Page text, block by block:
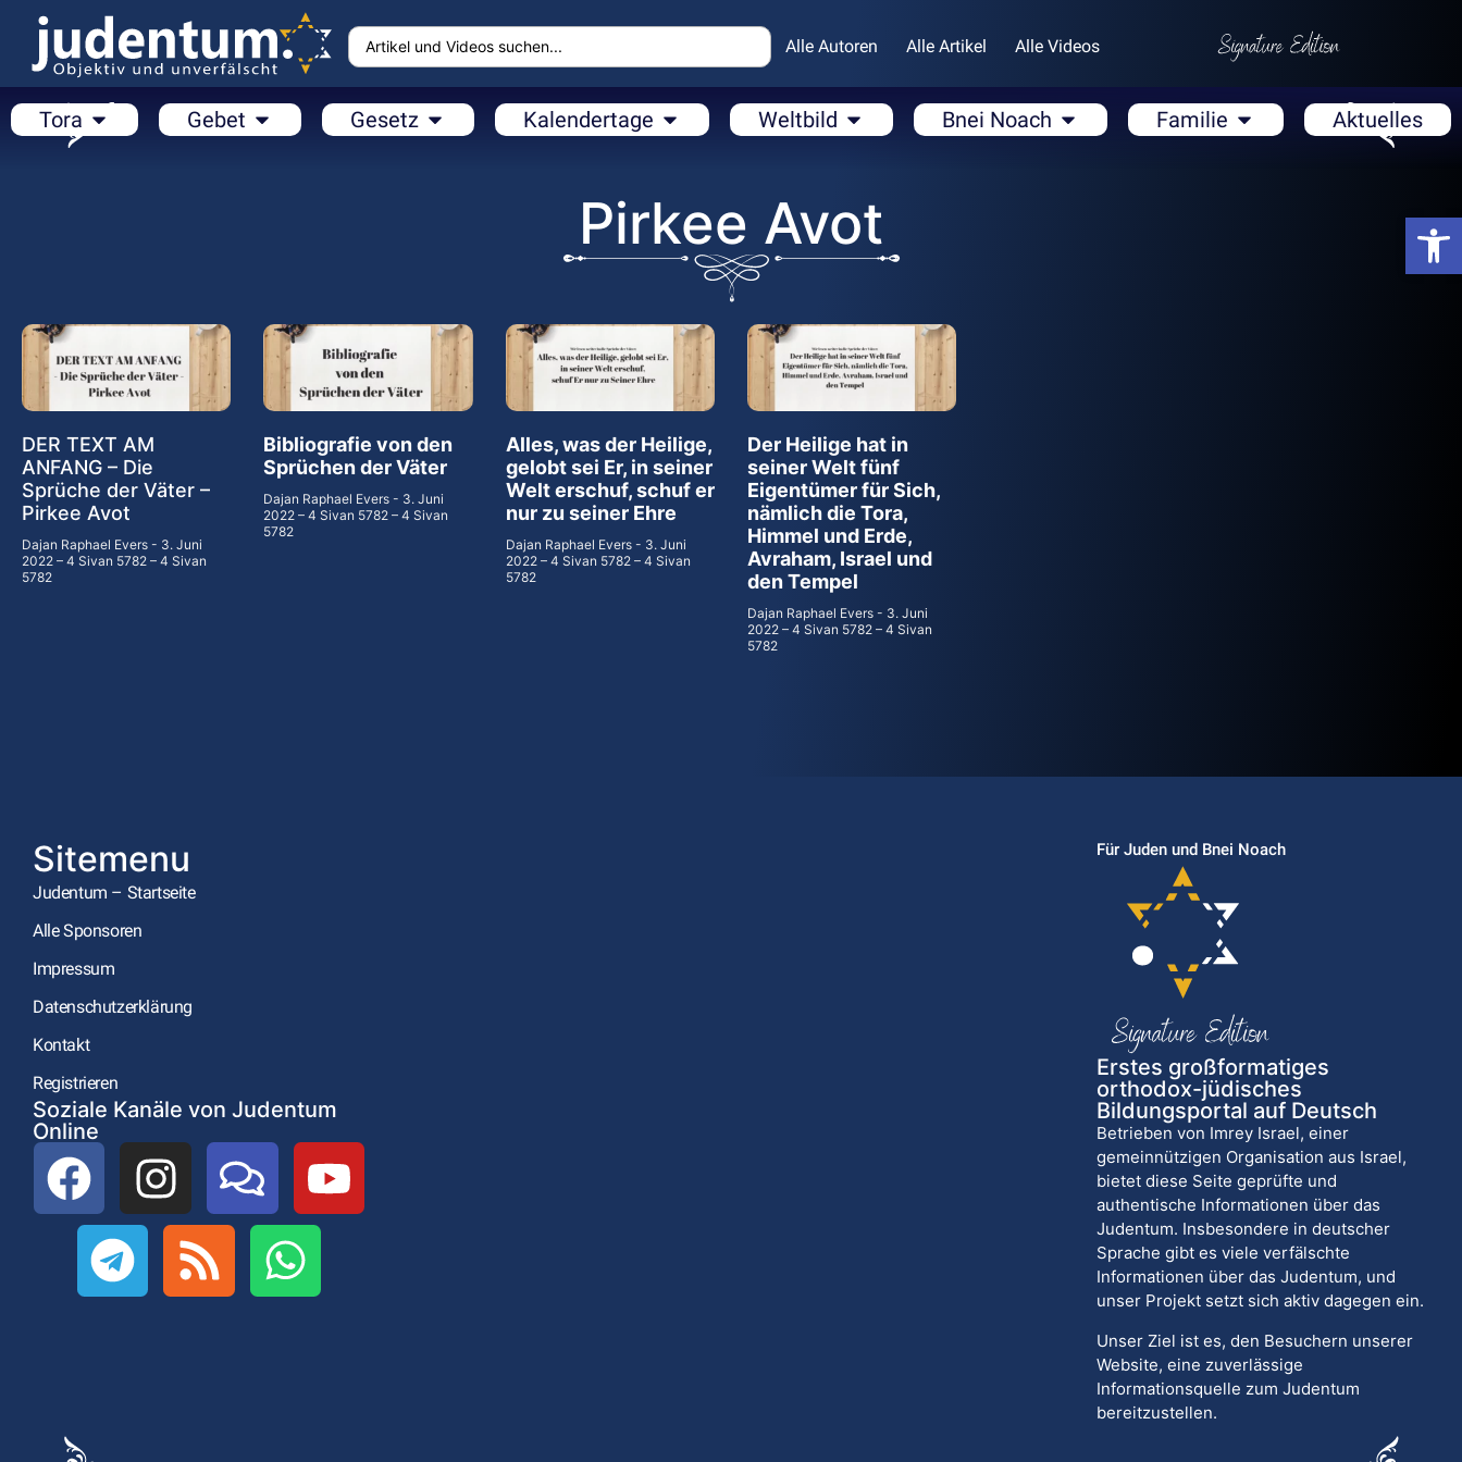
Alle Autoren Alle Artikel Alle Videos
Tora Gebet Gesetz Kalendertage Weltbild Bnei Noach Familie Aktuelles
Pirkee Avot
DER TEXT AM
ANFANG – Die
Sprüche der Väter –
Pirkee Avot
Dajan Raphael Evers
3. Juni
2022 – 4 Sivan 5782 – 4 Sivan
5782
Bibliografie von den
Sprüchen der Väter
Dajan Raphael Evers
3. Juni
2022 – 4 Sivan 5782 – 4 Sivan
5782
Alles, was der Heilige,
gelobt sei Er, in seiner
Welt erschuf, schuf er
nur zu seiner Ehre
Dajan Raphael Evers
3. Juni
2022 – 4 Sivan 5782 – 4 Sivan
5782
Der Heilige hat in
seiner Welt fünf
Eigentümer für Sich,
nämlich die Tora,
Himmel und Erde,
Avraham, Israel und
den Tempel
Dajan Raphael Evers
3. Juni
2022 – 4 Sivan 5782 – 4 Sivan
5782
Sitemenu
Judentum – Startseite
Alle Sponsoren
Impressum
Datenschutzerklärung
Kontakt
Registrieren
Soziale Kanäle von Judentum
Online
Für Juden und Bnei Noach
Erstes großformatiges
orthodox-jüdisches
Bildungsportal auf Deutsch
Betrieben von Imrey Israel, einer
gemeinnützigen Organisation aus Israel,
bietet diese Seite geprüfte und
authentische Informationen über das
Judentum. Insbesondere in deutscher
Sprache gibt es viele verfälschte
Informationen über das Judentum, und
unser Projekt setzt sich aktiv dagegen ein.
Unser Ziel ist es, den Besuchern unserer
Website, eine zuverlässige
Informationsquelle zum Judentum
bereitzustellen.